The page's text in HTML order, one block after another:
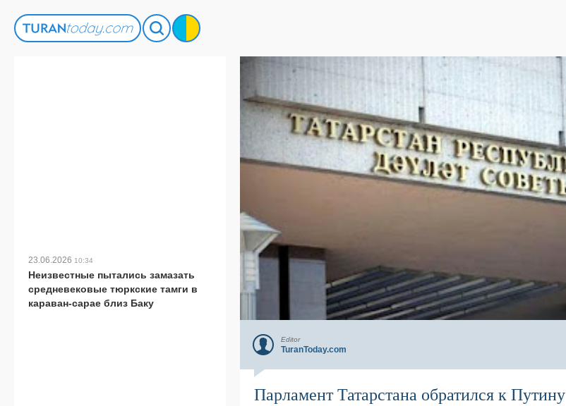
Editor
TuranToday.com
Парламент Татарстана обратился к Путину
23.06.2026 10:34
Неизвестные пытались замазать
средневековые тюркские тамги в
караван-сарае близ Баку